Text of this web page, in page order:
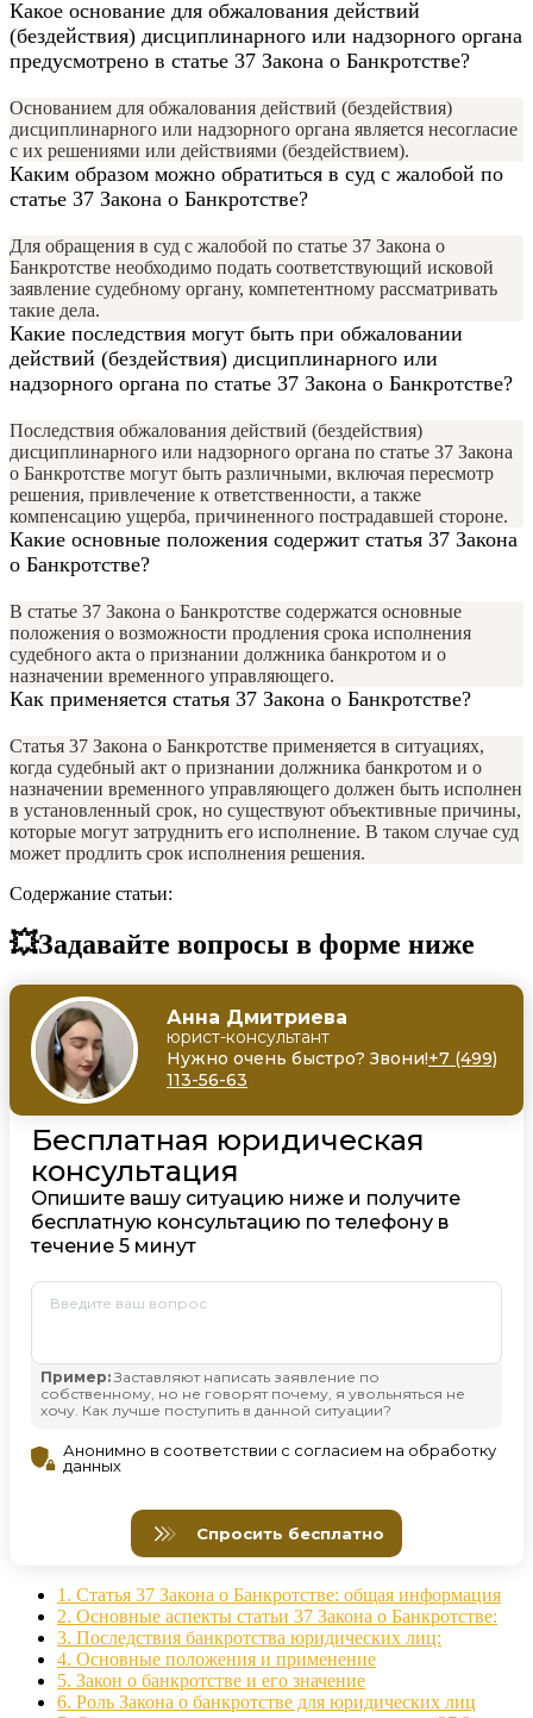
Какое основание для обжалования действий
(бездействия) дисциплинарного или надзорного органа
предусмотрено в статье 37 Закона о Банкротстве?
Основанием для обжалования действий (бездействия)
дисциплинарного или надзорного органа является несогласие
с их решениями или действиями (бездействием).
Каким образом можно обратиться в суд с жалобой по
статье 37 Закона о Банкротстве?
Для обращения в суд с жалобой по статье 37 Закона о
Банкротстве необходимо подать соответствующий исковой
заявление судебному органу, компетентному рассматривать
такие дела.
Какие последствия могут быть при обжаловании
действий (бездействия) дисциплинарного или
надзорного органа по статье 37 Закона о Банкротстве?
Последствия обжалования действий (бездействия)
дисциплинарного или надзорного органа по статье 37 Закона
о Банкротстве могут быть различными, включая пересмотр
решения, привлечение к ответственности, а также
компенсацию ущерба, причиненного пострадавшей стороне.
Какие основные положения содержит статья 37 Закона
о Банкротстве?
В статье 37 Закона о Банкротстве содержатся основные
положения о возможности продления срока исполнения
судебного акта о признании должника банкротом и о
назначении временного управляющего.
Как применяется статья 37 Закона о Банкротстве?
Статья 37 Закона о Банкротстве применяется в ситуациях,
когда судебный акт о признании должника банкротом и о
назначении временного управляющего должен быть исполнен
в установленный срок, но существуют объективные причины,
которые могут затруднить его исполнение. В таком случае суд
может продлить срок исполнения решения.
Содержание статьи:
💥Задавайте вопросы в форме ниже
1. Статья 37 Закона о Банкротстве: общая информация
2. Основные аспекты статьи 37 Закона о Банкротстве:
3. Последствия банкротства юридических лиц:
4. Основные положения и применение
5. Закон о банкротстве и его значение
6. Роль Закона о банкротстве для юридических лиц